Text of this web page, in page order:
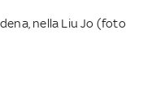
nella Liu Jo (foto